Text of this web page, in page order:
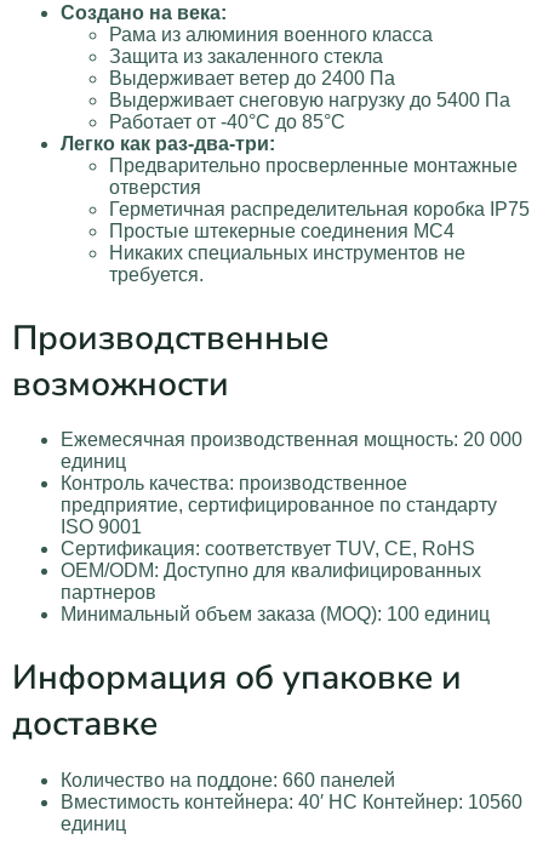
Создано на века:
Рама из алюминия военного класса
Защита из закаленного стекла
Выдерживает ветер до 2400 Па
Выдерживает снеговую нагрузку до 5400 Па
Работает от -40°C до 85°C
Легко как раз-два-три:
Предварительно просверленные монтажные
отверстия
Герметичная распределительная коробка IP75
Простые штекерные соединения MC4
Никаких специальных инструментов не
требуется.
Производственные
возможности
Ежемесячная производственная мощность: 20 000
единиц
Контроль качества: производственное
предприятие, сертифицированное по стандарту
ISO 9001
Сертификация: соответствует TUV, CE, RoHS
OEM/ODM: Доступно для квалифицированных
партнеров
Минимальный объем заказа (MOQ): 100 единиц
Информация об упаковке и
доставке
Количество на поддоне: 660 панелей
Вместимость контейнера: 40′ HC Контейнер: 10560
единиц